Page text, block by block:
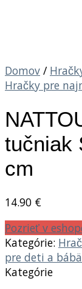
Domov /
Hračky pre
tučniak
cm
14.90 €
Pozrieť v
Kategórie:
pre deti a
Kategórie